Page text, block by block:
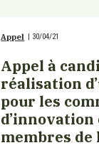
Appel 30/04/21
Appel à
réalisation
pour les
membres de